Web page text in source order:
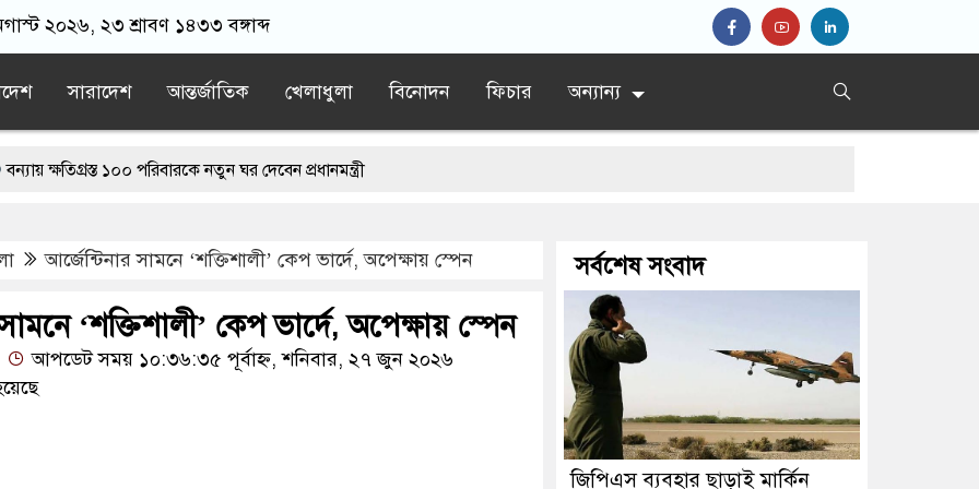
২০২৬, ২৩ শ্রাবণ ১৪৩৩ বঙ্গাব্দ
সারাদেশ আন্তর্জাতিক খেলাধুলা বিনোদন ফিচার অন্যান্য
১০০ পরিবারকে নতুন ঘর দেবেন প্রধানমন্ত্রী
তাই জীবিত অবস্থায় নিজের চল্লিশার আয়োজন করলেন বৃদ্ধ
লোভ দেখিয়ে স্কুল শিক্ষার্থীদের মিছিলে নিলেন যুবলীগ নেতা
শেষ হতে পারে: ট্রাম্প
আর্জেন্টিনার সামনে ‘শক্তিশালী’ কেপ ভার্দে, অপেক্ষায় স্পেন
‘শক্তিশালী’ কেপ ভার্দে, অপেক্ষায় স্পেন
আপডেট সময় ১০:৩৬:৩৫ পূর্বাহ্ন, শনিবার, ২৭ জুন ২০২৬
সর্বশেষ সংবাদ
জিপিএস ব্যবহার ছাড়াই মার্কিন